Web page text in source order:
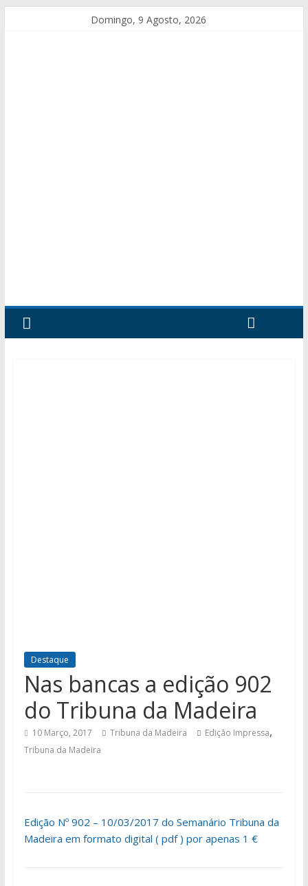
Domingo, 9 Agosto, 2026
Destaque
Nas bancas a edição 902
do Tribuna da Madeira
10 Março, 2017 Tribuna da Madeira Edição Impressa,
Tribuna da Madeira
Edição Nº 902 – 10/03/2017 do Semanário Tribuna da
Madeira em formato digital ( pdf ) por apenas 1 €